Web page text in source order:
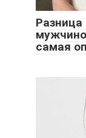
самая